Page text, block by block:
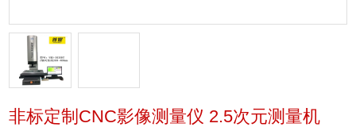
非标定制CNC影像测量仪 2.5次元测量机